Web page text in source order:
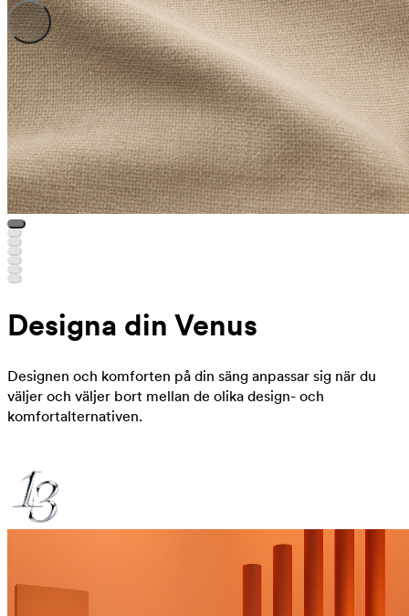
Designa din Venus
Designen och komforten på din säng anpassar sig när du
väljer och väljer bort mellan de olika design- och
komfortalternativen.